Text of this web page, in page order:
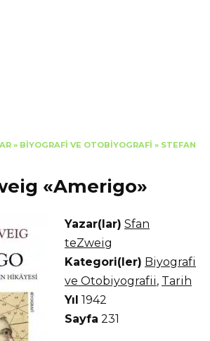
» BIYOGRAFI VE OTOBIYOGRAFI » STEFAN
«Amerigo»
Yazar(lar) Sfan
teZweig
Kategori(ler) Biyografi
ve Otobiyografii, Tarih
Yıl 1942
Sayfa 231